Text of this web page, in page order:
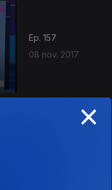
Ep. 157
08 nov. 2017
×